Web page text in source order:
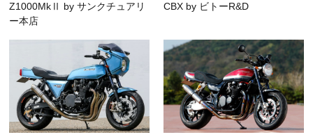
Z1000MkⅡ by サンクチュアリ
ー本店
CBX by ビトーR&D